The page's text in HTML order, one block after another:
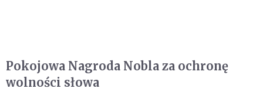
Pokojowa Nagroda Nobla za ochronę
wolności słowa